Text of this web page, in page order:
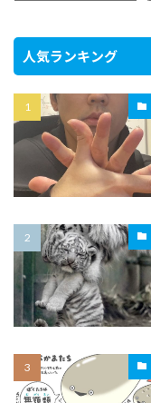
人気ランキング